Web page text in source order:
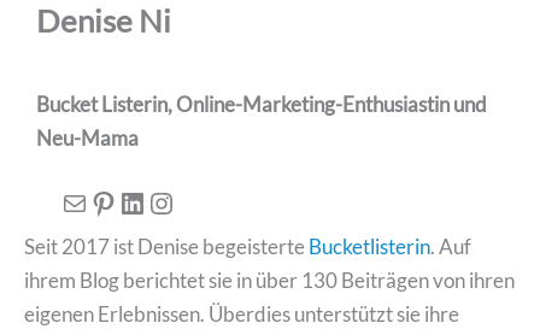
Denise Ni
Bucket Listerin, Online-Marketing-Enthusiastin und
Neu-Mama
E-MailPinterest
LinkedIn
Instagram
Seit 2017 ist Denise begeisterteBucketlisterin. Auf
ihrem Blog berichtet sie in über 130 Beiträgen von ihren
eigenen Erlebnissen. Überdies unterstützt sie ihre